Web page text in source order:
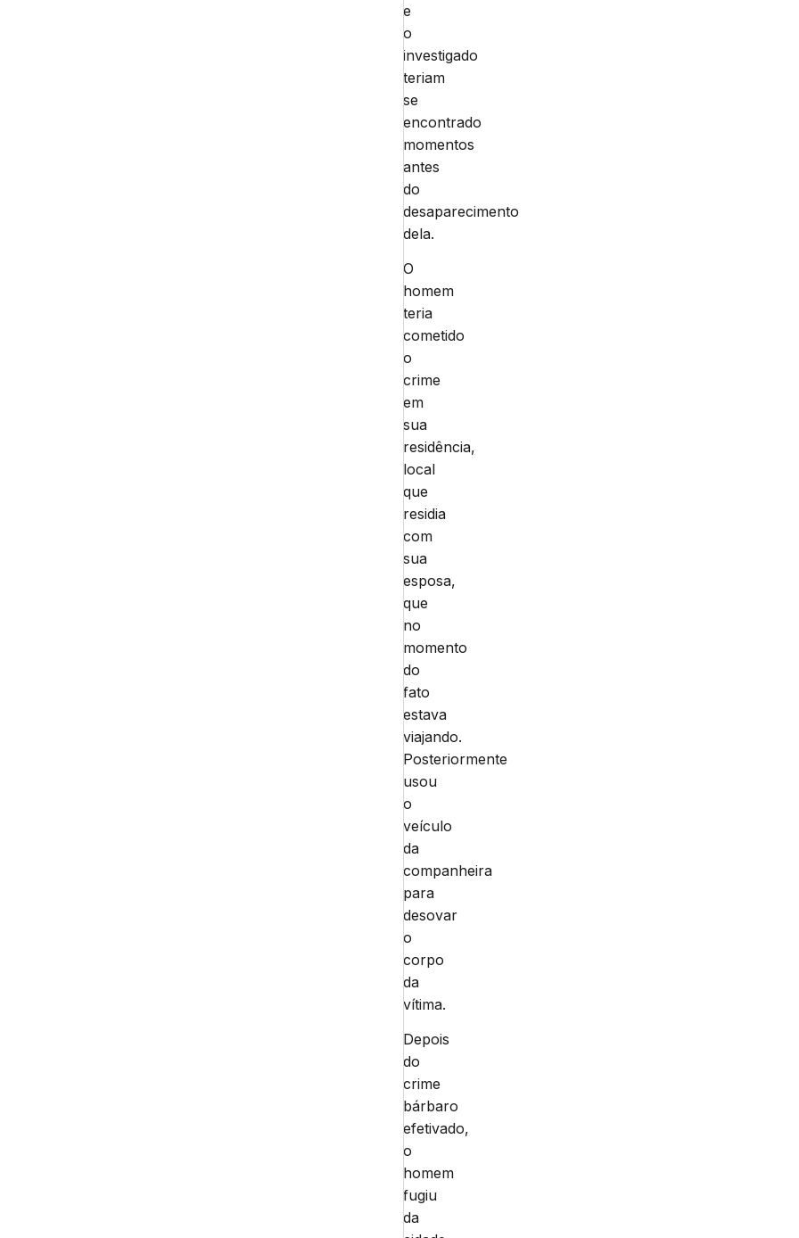
e
o
investigado
teriam
se
encontrado
momentos
antes
do
desaparecimento
dela.
O
homem
teria
cometido
o
crime
em
sua
residência,
local
que
residia
com
sua
esposa,
que
no
momento
do
fato
estava
viajando.
Posteriormente
usou
o
veículo
da
companheira
para
desovar
o
corpo
da
vítima.
Depois
do
crime
bárbaro
efetivado,
o
homem
fugiu
da